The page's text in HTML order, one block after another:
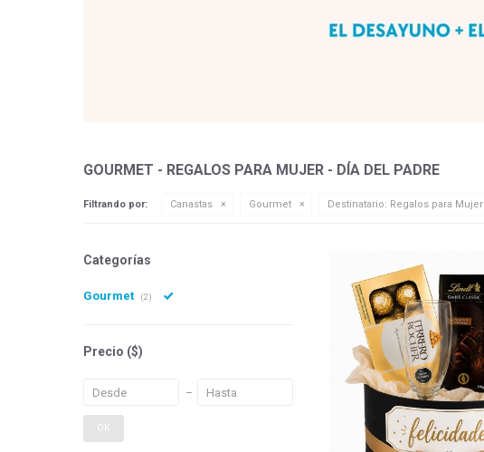
GOURMET - REGALOS PARA MUJER - DÍA DEL PADRE
Filtrando por: Canastas Gourmet Destinatario: Regalos para Mujer
Categorías
Gourmet (2)
Precio ($)
OK